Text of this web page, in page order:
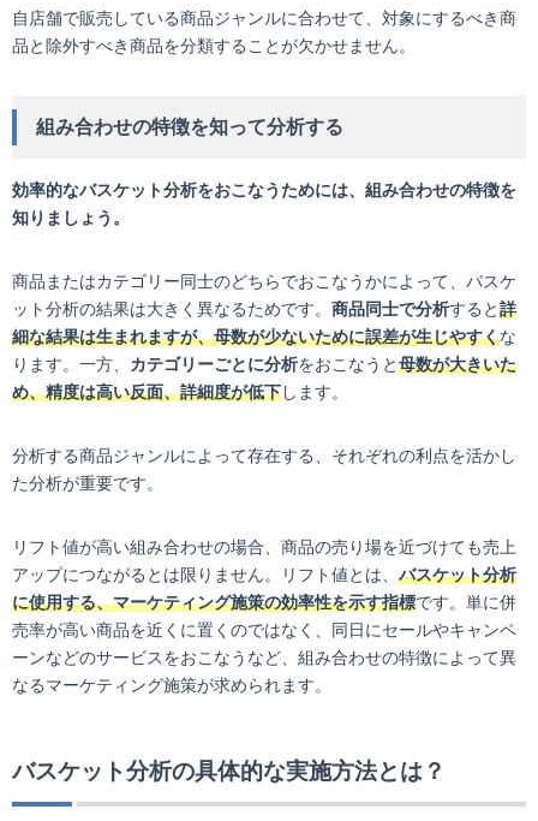
自店舗で販売している商品ジャンルに合わせて、対象にするべき商
品と除外すべき商品を分類することが欠かせません。
組み合わせの特徴を知って分析する
効率的なバスケット分析をおこなうためには、組み合わせの特徴を
知りましょう。
商品またはカテゴリー同士のどちらでおこなうかによって、バスケ
ット分析の結果は大きく異なるためです。 商品同士で分析すると詳
細な結果は生まれますが、母数が少ないために誤差が生じやすくな
ります。一方、 カテゴリーごとに分析をおこなうと母数が大きいた
め、精度は高い反面、詳細度が低下します。
分析する商品ジャンルによって存在する、それぞれの利点を活かし
た分析が重要です。
リフト値が高い組み合わせの場合、商品の売り場を近づけても売上
アップにつながるとは限りません。リフト値とは、 バスケット分析
に使用する、マーケティング施策の効率性を示す指標です。単に併
売率が高い商品を近くに置くのではなく、同日にセールやキャンペ
ーンなどのサービスをおこなうなど、組み合わせの特徴によって異
なるマーケティング施策が求められます。
バスケット分析の具体的な実施方法とは？